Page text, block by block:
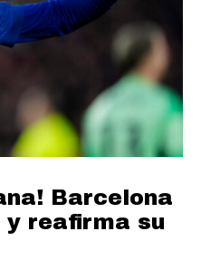
Barcelona
y reafirma su